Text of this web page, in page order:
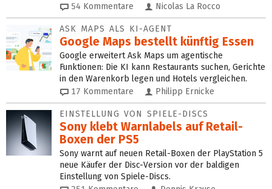
54 Kommentare Nicolas La Rocco
ASK MAPS ALS KI-AGENT
Google Maps bestellt künftig Essen
Google erweitert Ask Maps um agentische
Funktionen: Die KI kann Restaurants suchen, Gerichte
in den Warenkorb legen und Hotels vergleichen.
17 Kommentare Philipp Ernicke
EINSTELLUNG VON SPIELE-DISCS
Sony klebt Warnlabels auf Retail-
Boxen der PS5
Sony warnt auf neuen Retail-Boxen der PlayStation 5
neue Käufer der Disc-Version vor der baldigen
Einstellung von Spiele-Discs.